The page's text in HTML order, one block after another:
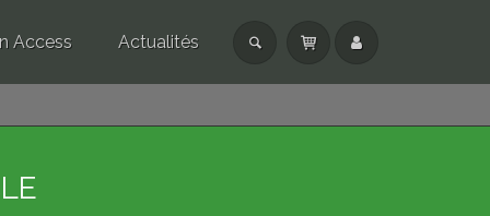
Access Actualités